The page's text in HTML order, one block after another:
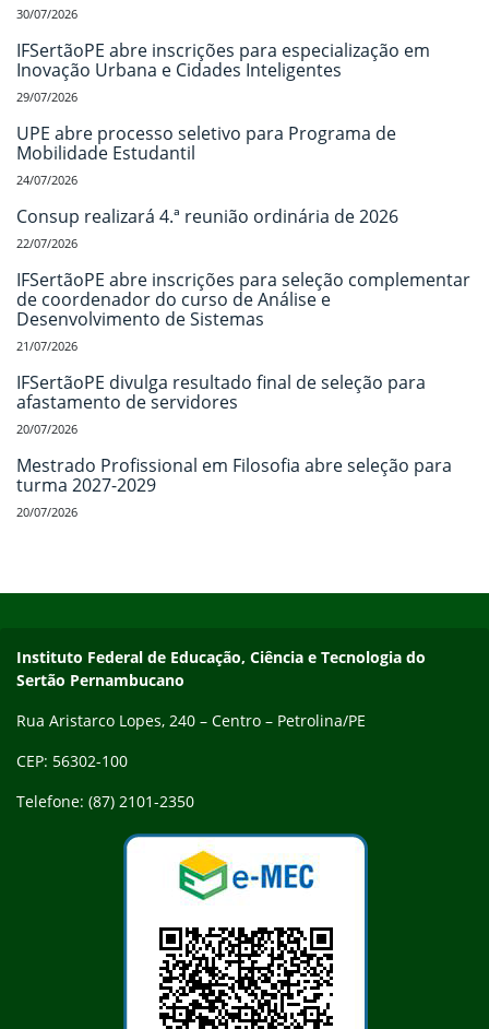
30/07/2026
IFSertãoPE abre inscrições para especialização em
Inovação Urbana e Cidades Inteligentes
29/07/2026
UPE abre processo seletivo para Programa de
Mobilidade Estudantil
24/07/2026
Consup realizará 4.ª reunião ordinária de 2026
22/07/2026
IFSertãoPE abre inscrições para seleção complementar
de coordenador do curso de Análise e
Desenvolvimento de Sistemas
21/07/2026
IFSertãoPE divulga resultado final de seleção para
afastamento de servidores
20/07/2026
Mestrado Profissional em Filosofia abre seleção para
turma 2027-2029
20/07/2026
Endereço
Instituto Federal de Educação, Ciência e Tecnologia do
Sertão Pernambucano
Rua Aristarco Lopes, 240 – Centro – Petrolina/PE
CEP: 56302-100
Telefone: (87) 2101-2350